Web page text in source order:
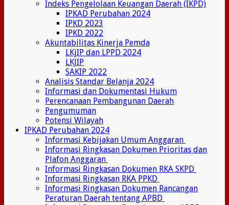
Indeks Pengelolaan Keuangan Daerah (IKPD)
IPKAD Perubahan 2024
IPKD 2023
IPKD 2022
Akuntabilitas Kinerja Pemda
LKjIP dan LPPD 2024
LKJIP
SAKIP 2022
Analisis Standar Belanja 2024
Informasi dan Dokumentasi Hukum
Perencanaan Pembangunan Daerah
Pengumuman
Potensi Wilayah
IPKAD Perubahan 2024
Informasi Kebijakan Umum Anggaran
Informasi Ringkasan Dokumen Prioritas dan
Plafon Anggaran
Informasi Ringkasan Dokumen RKA SKPD
Informasi Ringkasan RKA PPKD
Informasi Ringkasan Dokumen Rancangan
Peraturan Daerah tentang APBD